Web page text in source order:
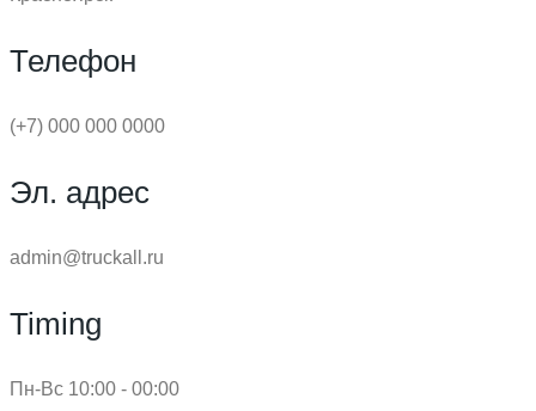
Телефон
(+7) 000 000 0000
Эл. адрес
admin@truckall.ru
Timing
Пн-Вс 10:00 - 00:00